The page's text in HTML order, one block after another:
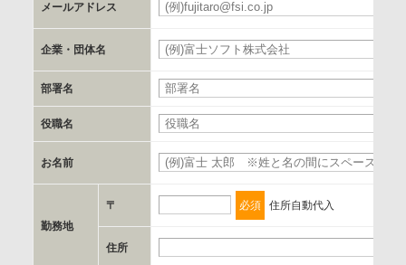
郵便番号、住所、電話番号、FAX番号、メールアドレス
c.第三者への提供の手段または手法
書類の送付又は電子的な方法
d.提供先および管理者
当社とイベント/セミナーを共同で開催する企業/団体
e.個人情報取り扱いに関する契約
当社と当該企業/団体とは、個人情報取扱に関する覚書の締結
メールアドレス
企業・団体名
部署名
役職名
お名前
勤務地
〒 必須 住所自動代入
住所